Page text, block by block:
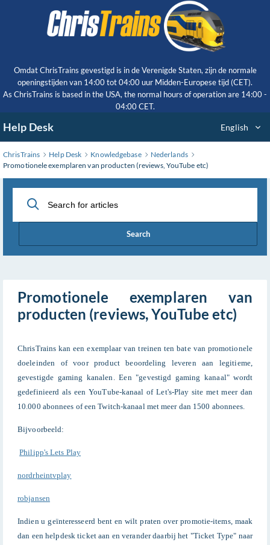
Omdat ChrisTrains gevestigd is in de Verenigde Staten, zijn de normale
openingstijden van 14:00 tot 04:00 uur Midden-Europese tijd (CET).
As ChrisTrains is based in the USA, the normal hours of operation are 14:00 -
04:00 CET.
Help Desk English
ChrisTrains Help Desk Knowledgebase
Nederlands
Promotionele exemplaren van producten (reviews, YouTube etc)
Search
Promotionele exemplaren van
producten (reviews, YouTube etc)
ChrisTrains kan een exemplaar van treinen ten bate van promotionele
doeleinden of voor product beoordeling leveren aan legitieme,
gevestigde gaming kanalen. Een "gevestigd gaming kanaal" wordt
gedefinieerd als een YouTube-kanaal of Let's-Play site met meer dan
10.000 abonnees of een Twitch-kanaal met meer dan 1500 abonnees.
Bijvoorbeeld:
Philipp's Lets Play
nordrheintvplay
robjansen
Indien u geïnteresseerd bent en wilt praten over promotie-items, maak
dan een helpdesk ticket aan en verander daarbij het "Ticket Type" naar